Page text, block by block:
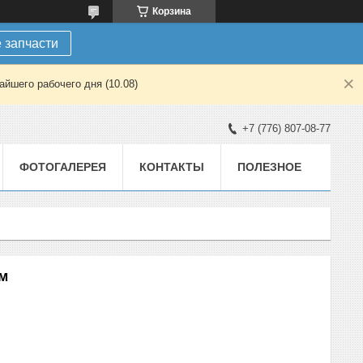
Корзина
запчасти
рабочего дня (10.08)
+7 (776) 807-08-77
ФОТОГАЛЕРЕЯ КОНТАКТЫ ПОЛЕЗНОЕ